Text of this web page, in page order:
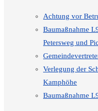
Achtung vor
Baumaßnahme
Petersweg und
Verlegung der
Kamphöhe
Baumaßnahme